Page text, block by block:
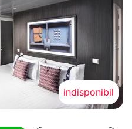
indisponibil